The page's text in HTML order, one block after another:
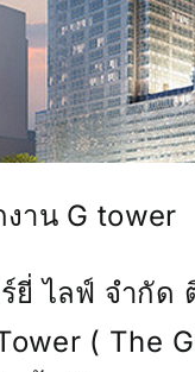
าน G tower
ยี่ ไลฟ์ จำกัด
( The